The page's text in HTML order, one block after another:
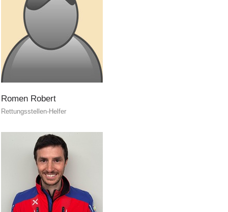
Prevenzione
Romen Robert
Rettungsstellen-Helfer